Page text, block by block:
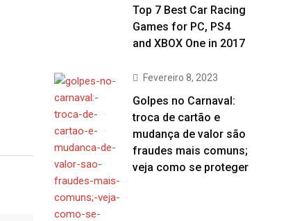
Top 7 Best Car Racing
Games for PC, PS4
and XBOX One in 2017
Fevereiro 8, 2023
Golpes no Carnaval:
troca de cartão e
mudança de valor são
fraudes mais comuns;
veja como se proteger